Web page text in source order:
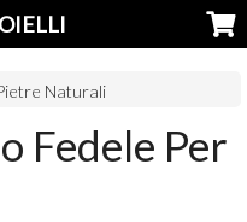
Naturali
Fedele Per